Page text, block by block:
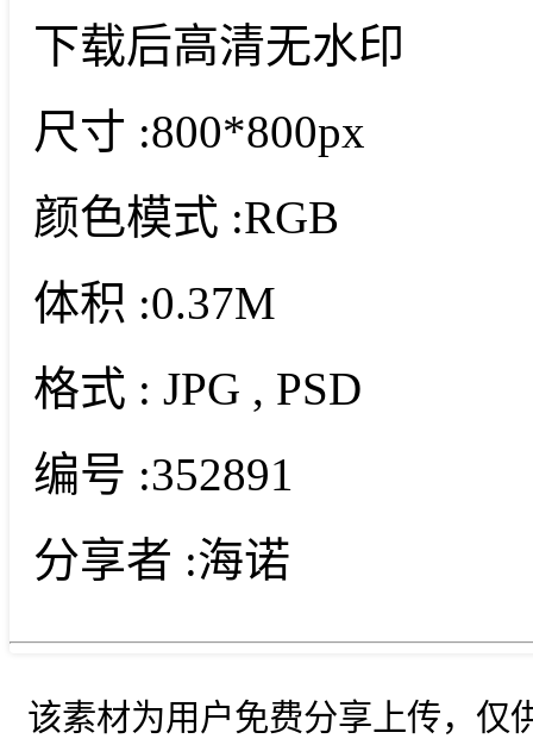
下载后高清无水印
尺寸 :800*800px
颜色模式 :RGB
体积 :0.37M
格式 : JPG , PSD
编号 :352891
分享者 :海诺
该素材为用户免费分享上传，仅